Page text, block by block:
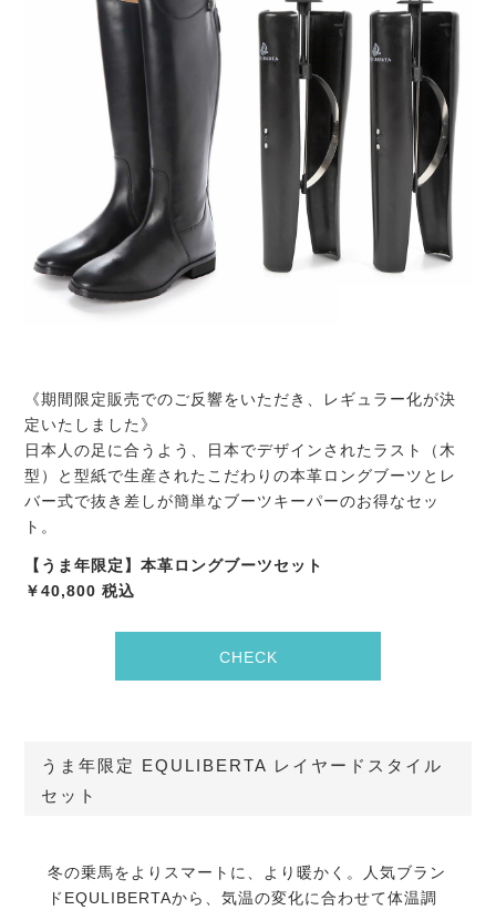
《期間限定販売でのご反響をいただき、レギュラー化が決
定いたしました》
日本人の足に合うよう、日本でデザインされたラスト（木
型）と型紙で生産されたこだわりの本革ロングブーツとレ
バー式で抜き差しが簡単なブーツキーパーのお得なセッ
ト。
【うま年限定】本革ロングブーツセット
￥40,800 税込
CHECK
うま年限定 EQULIBERTA レイヤードスタイル
セット
冬の乗馬をよりスマートに、より暖かく。人気ブラン
ドEQULIBERTAから、気温の変化に合わせて体温調